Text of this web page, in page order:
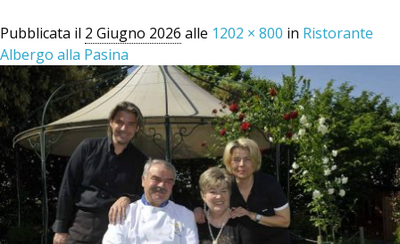
Pubblicata il 2 Giugno 2026 alle 1202 × 800 in Ristorante
Albergo alla Pasina